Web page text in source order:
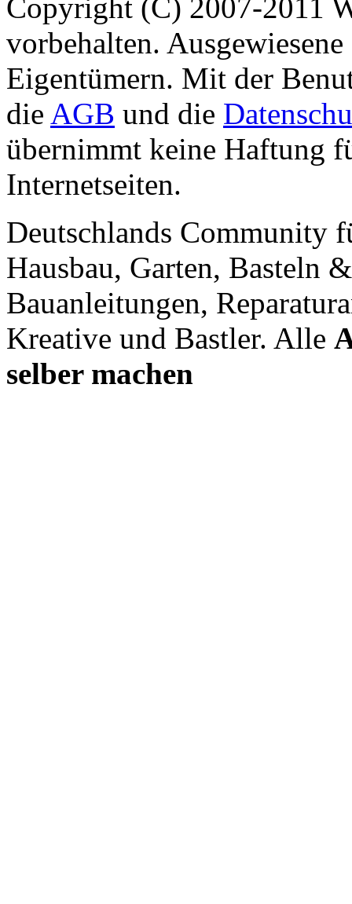
Copyright (C) 2007-2011
vorbehalten.
Eigentümern. Mit der
die AGB und die
übernimmt keine Haftung
Internetseiten.
Deutschlands Community
Hausbau, Garten, Basteln
Bauanleitungen,
Kreative und Bastler. Alle
selber machen